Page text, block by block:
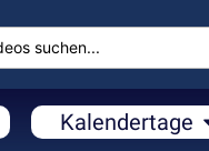
Kalendertage